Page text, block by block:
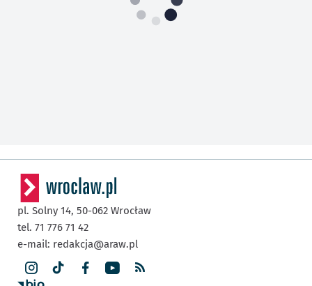
pl. Solny 14, 50-062 Wrocław
tel. 71 776 71 42
e-mail: redakcja@araw.pl